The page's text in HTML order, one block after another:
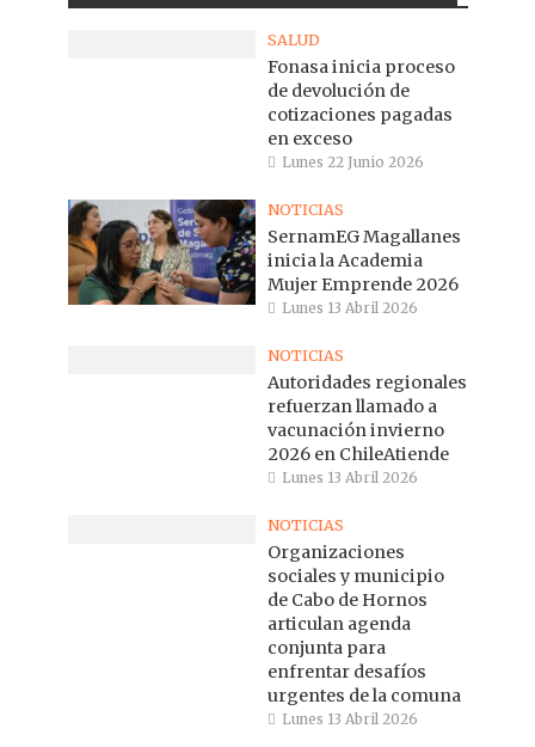
SALUD
Fonasa inicia proceso
de devolución de
cotizaciones pagadas
en exceso
Lunes 22 Junio 2026
NOTICIAS
SernamEG Magallanes
inicia la Academia
Mujer Emprende 2026
Lunes 13 Abril 2026
NOTICIAS
Autoridades regionales
refuerzan llamado a
vacunación invierno
2026 en ChileAtiende
Lunes 13 Abril 2026
NOTICIAS
Organizaciones
sociales y municipio
de Cabo de Hornos
articulan agenda
conjunta para
enfrentar desafíos
urgentes de la comuna
Lunes 13 Abril 2026